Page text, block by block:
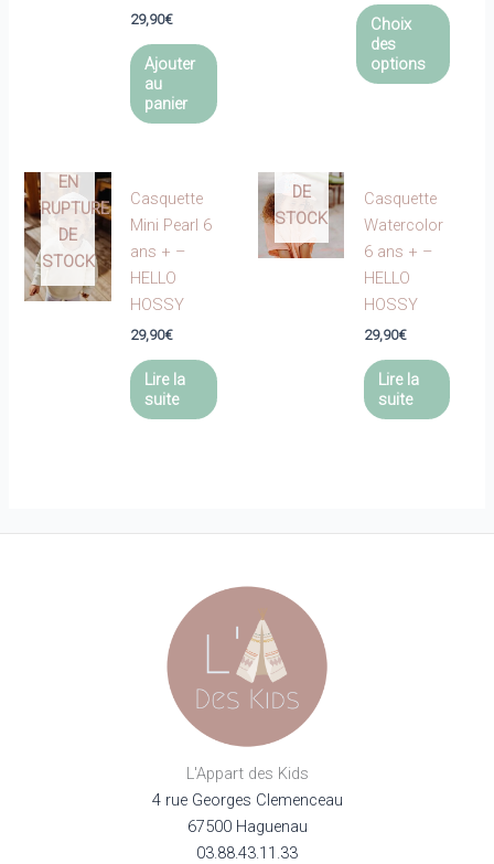
29,90€
Ajouter
au
panier
Choix
des
options
a
EN
RUPTURE
DE
STOCK
Casquette
Mini Pearl 6
ans + –
HELLO
HOSSY
29,90€
Lire la
suite
DE
STOCK
Casquette
Watercolor
6 ans + –
HELLO
HOSSY
29,90€
Lire la
suite
L'Appart des Kids
4 rue Georges Clemenceau
67500 Haguenau
03.88.43.11.33